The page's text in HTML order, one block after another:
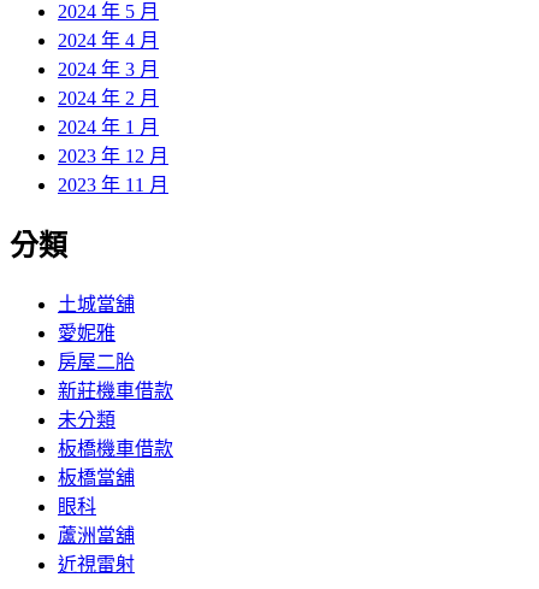
2024 年 5 月
2024 年 4 月
2024 年 3 月
2024 年 2 月
2024 年 1 月
2023 年 12 月
2023 年 11 月
分類
土城當舖
愛妮雅
房屋二胎
新莊機車借款
未分類
板橋機車借款
板橋當舖
眼科
蘆洲當舖
近視雷射